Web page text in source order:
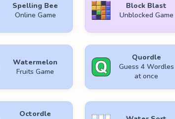
Spelling Bee
Online Game
Block Blast
Unblocked Game
Watermelon
Fruits Game
Quordle
Guess 4 Wordles
at once
Octordle